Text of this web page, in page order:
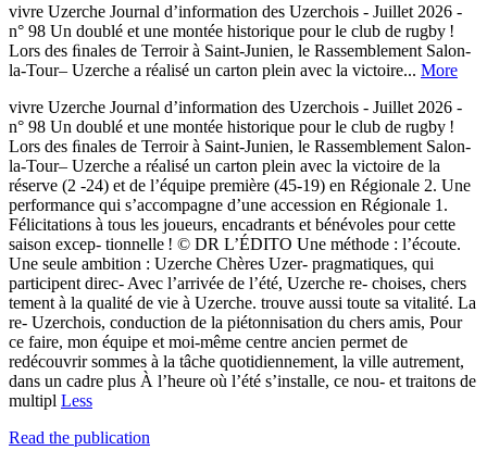
vivre Uzerche Journal d’information des Uzerchois - Juillet 2026 -
n° 98 Un doublé et une montée historique pour le club de rugby !
Lors des ﬁnales de Terroir à Saint-Junien, le Rassemblement Salon-
la-Tour– Uzerche a réalisé un carton plein avec la victoire... More
vivre Uzerche Journal d’information des Uzerchois - Juillet 2026 -
n° 98 Un doublé et une montée historique pour le club de rugby !
Lors des ﬁnales de Terroir à Saint-Junien, le Rassemblement Salon-
la-Tour– Uzerche a réalisé un carton plein avec la victoire de la
réserve (2 -24) et de l’équipe première (45-19) en Régionale 2. Une
performance qui s’accompagne d’une accession en Régionale 1.
Félicitations à tous les joueurs, encadrants et bénévoles pour cette
saison excep- tionnelle ! © DR L’ÉDITO Une méthode : l’écoute.
Une seule ambition : Uzerche Chères Uzer- pragmatiques, qui
participent direc- Avec l’arrivée de l’été, Uzerche re- choises, chers
tement à la qualité de vie à Uzerche. trouve aussi toute sa vitalité. La
re- Uzerchois, conduction de la piétonnisation du chers amis, Pour
ce faire, mon équipe et moi-même centre ancien permet de
redécouvrir sommes à la tâche quotidiennement, la ville autrement,
dans un cadre plus À l’heure où l’été s’installe, ce nou- et traitons de
multipl Less
Read the publication